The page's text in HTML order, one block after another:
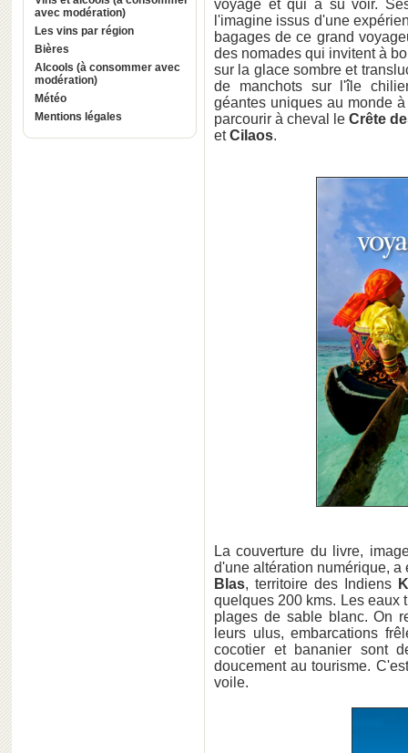
avec modération)
Les vins par région
Bières
Alcools (à consommer avec
modération)
Météo
Mentions légales
voyagé et qui a su voir.
l'imagine issus d'une
bagages de ce grand
des nomades qui invitent à
sur la glace sombre et
de manchots sur l'île
géantes uniques au monde
parcourir à cheval leCrête
etCilaos.
La couverture du livre,
d'une altération numérique, a
Blas, territoire des Indiens
quelques 200 kms. Les eaux
plages de sable blanc. On
leurs ulus, embarcations
cocotier et bananier sont
doucement au tourisme.
voile.